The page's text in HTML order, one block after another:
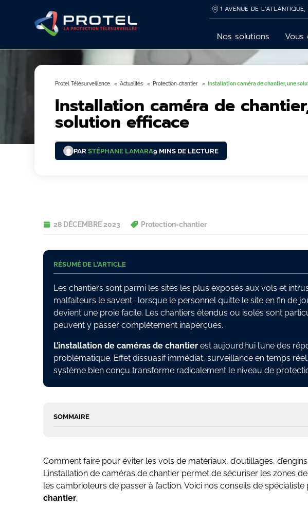
1 AVENUE DE
Nos solutions Vous
Protel Télésurveillance Actualités Protection-chantier Installation caméra de chantier, une
Installation caméra de
solution efficace
PARSTÉPHANE LAMARA9 MINS DE LECTURE
28 DÉCEMBRE 2023 Protection-chantier
RÉSUMÉ DE L'ARTICLE
Les chantiers sont parmi les sites les plus exposés aux vols et
malfaiteurs le savent : lorsque le personnel quitte le site en fin de
devient une proie facile. Les chantiers étendus ou isolés sont
peuvent y passer complètement inaperçues.
L’installation de caméras de chantierest aujourd’hui l’une des
problématique. Effet dissuasif immédiat, surveillance en temps
système bien conçu transforme radicalement le niveau de
SOMMAIRE
Comment faire pour éviter les vols de matériaux, d’outillages,
L’installation de caméras de chantier permet de sécuriser les zones
les cambrioleurs de passer à l’action. Voici nos conseils de
chantier.